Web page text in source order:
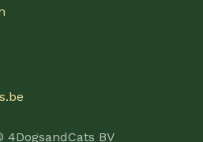
BV